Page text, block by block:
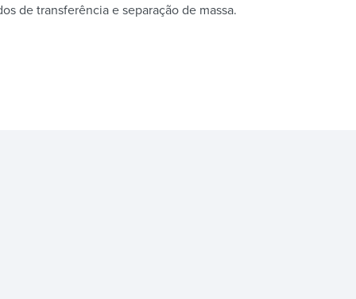
de transferência e separação de massa.